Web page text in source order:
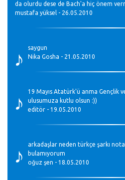
da olurdu dese de Bach'a hiç önem
mustafa yüksel - 26.05.2010
♪
saygun
Nika Gosha - 21.05.2010
♪
19 Mayıs Atatürk'ü anma Gençlik
ulusumuza kutlu olsun :))
editör - 19.05.2010
♪
arkadaşlar neden türkçe şarkı
bulamıyorum
oğuz şen - 18.05.2010